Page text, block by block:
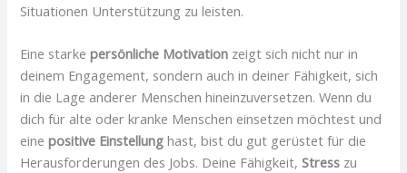
Situationen Unterstützung zu leisten.
Eine starkepersönliche Motivation zeigt sich nicht nur in
deinem Engagement, sondern auch in deiner Fähigkeit, sich
in die Lage anderer Menschen hineinzuversetzen. Wenn du
dich für alte oder kranke Menschen einsetzen möchtest und
einepositive Einstellung hast, bist du gut gerüstet für die
Herausforderungen des Jobs. Deine Fähigkeit,Stress zu